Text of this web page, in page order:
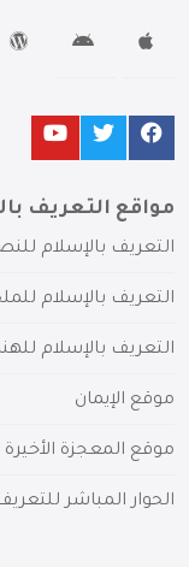
مواقع التعريف
التعريف بالإسلام
التعريف بالإسلام
التعريف بالإسلام
موقع الإيمان
موقع المعجزة الأخيرة
الحوار المباشر